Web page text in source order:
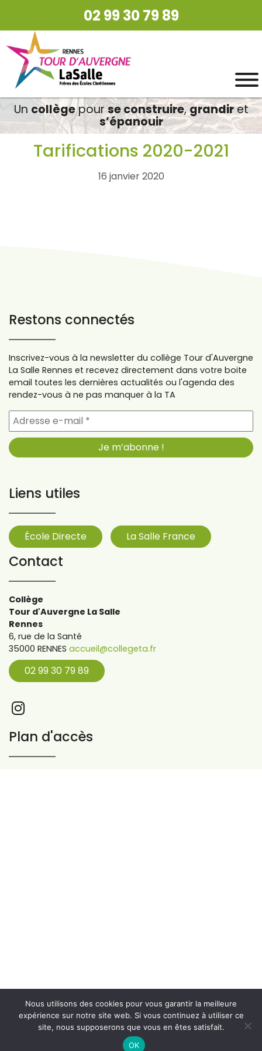
02 99 30 79 89
Un collègepourse construire,grandiret
s’épanouir
Tarifications 2020-2021
16 janvier 2020
Restons connectés
Inscrivez-vous à la newsletter du collège Tour d'Auvergne
La Salle Rennes et recevez directement dans votre boite
email toutes les dernières actualités ou l'agenda des
rendez-vous à ne pas manquer à la TA
Liens utiles
École Directe La Salle France
Contact
Collège
Tour d'Auvergne La Salle
Rennes
6, rue de la Santé
35000 RENNES accueil@collegeta.fr
02 99 30 79 89
Plan d'accès
Accueil Contact Mentions légales Plan du site
Nous utilisons des cookies pour vous garantir la meilleure
expérience sur notre site web. Si vous continuez à utiliser ce
site, nous supposerons que vous en êtes satisfait.
OK